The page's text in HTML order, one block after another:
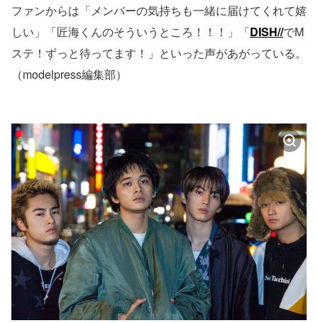
ファンからは「メンバーの気持ちも一緒に届けてくれて嬉
しい」「匠海くんのそういうところ！！！」「DISH//でM
ステ！ずっと待ってます！」といった声があがっている。
（modelpress編集部）